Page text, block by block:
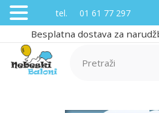
Besplatna dostava za
tel. 01 61 77 297